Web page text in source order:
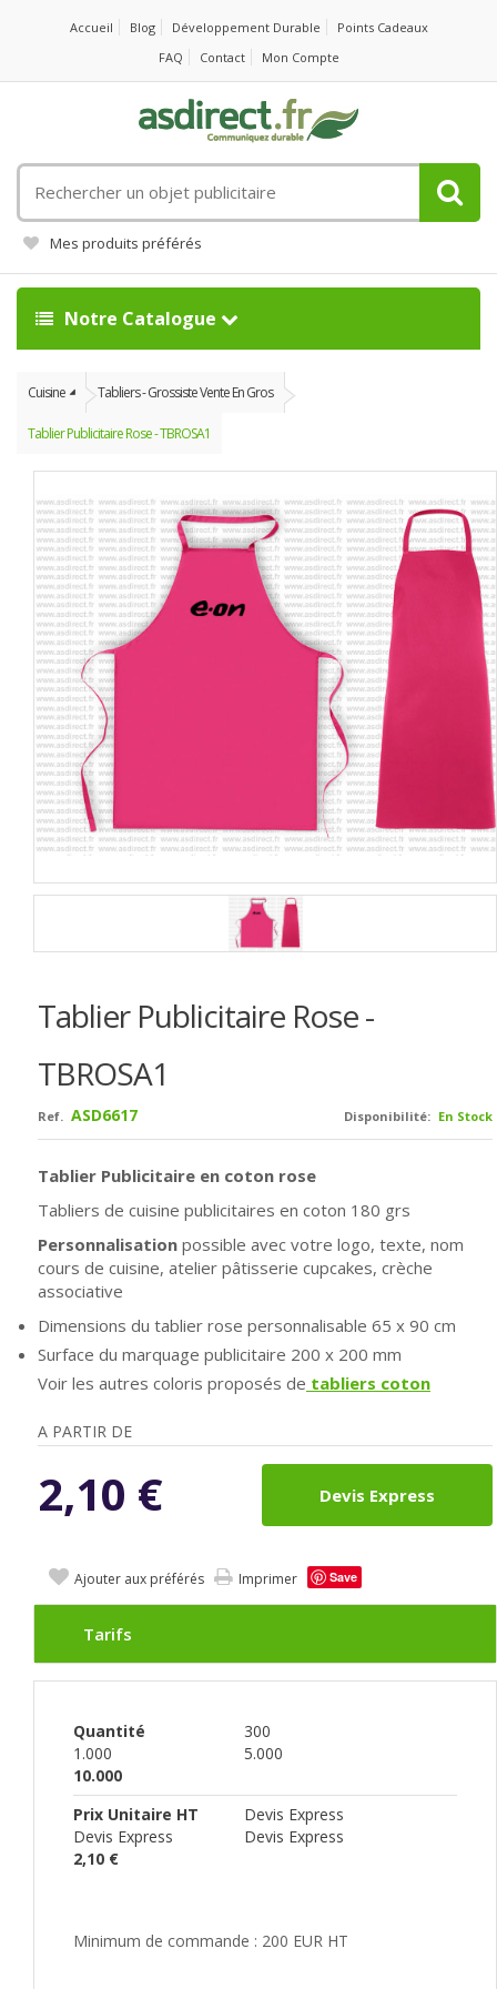
Accueil Blog Développement Durable
Points Cadeaux
FAQ
Contact Mon Compte
un
objet
publicitaire
Mes produits préférés
Notre Catalogue
Cuisine Tabliers - Grossiste Vente En Gros
Tablier Publicitaire Rose - TBROSA1
Tablier Publicitaire Rose -
TBROSA1
Disponibilité: En Stock
Ref. ASD6617
Tablier Publicitaire en coton rose
Tabliers de cuisine publicitaires en coton 180 grs
Personnalisation possible avec votre logo, texte, nom
cours de cuisine, atelier pâtisserie cupcakes, crèche
associative
Dimensions du tablier rose personnalisable 65 x 90 cm
Surface du marquage publicitaire 200 x 200 mm
Voir les autres coloris proposés de tabliers coton
A PARTIR DE
2,10 € Devis Express
Ajouter aux préférés Imprimer Save
Tarifs
Quantité
300
1.000
5.000
10.000
Prix Unitaire HT
Devis Express
Devis Express
Devis Express
2,10 €
Minimum de commande : 200 EUR HT